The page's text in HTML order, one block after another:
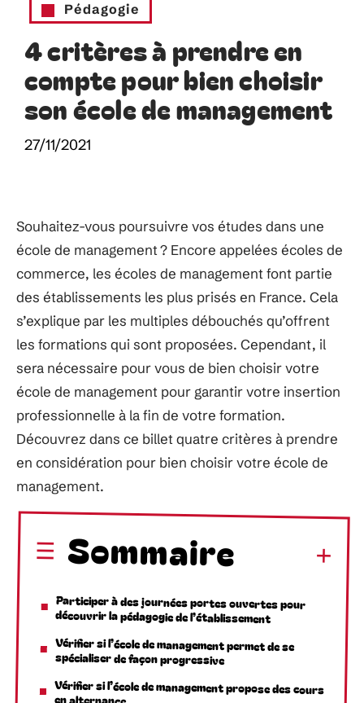
Pédagogie
4 critères à prendre en
compte pour bien choisir
son école de management
27/11/2021
Souhaitez-vous poursuivre vos études dans une
école de management ? Encore appelées écoles de
commerce, les écoles de management font partie
des établissements les plus prisés en France. Cela
s’explique par les multiples débouchés qu’offrent
les formations qui sont proposées. Cependant, il
sera nécessaire pour vous de bien choisir votre
école de management pour garantir votre insertion
professionnelle à la fin de votre formation.
Découvrez dans ce billet quatre critères à prendre
en considération pour bien choisir votre école de
management.
Sommaire
Participer à des journées portes ouvertes pour
découvrir la pédagogie de l’établissement
Vérifier si l’école de management permet de se
spécialiser de façon progressive
Vérifier si l’école de management propose des cours